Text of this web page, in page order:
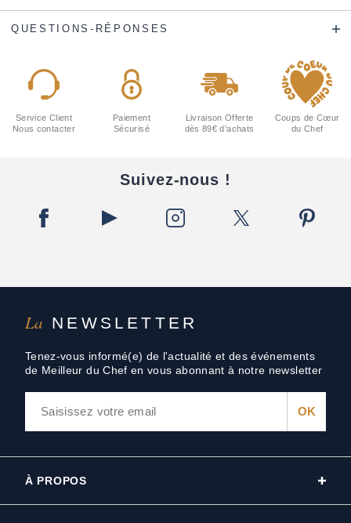
QUESTIONS-RÉPONSES
La NEWSLETTER
Tenez-vous informé(e) de l'actualité et des événements
de Meilleur du Chef en vous abonnant à notre newsletter
Service Client
Nous contacter
Paiement
Sécurisé
Livraison Offerte
dès 89€ d'achats
Coups de Cœur
du Chef
Suivez-nous !
À PROPOS